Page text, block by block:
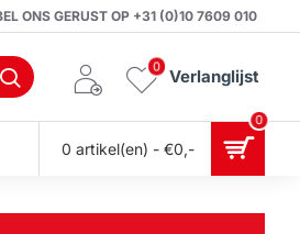
ONS GERUST OP +31 (0)10 7609 010
Verlanglijst
0
0 artikel(en) - €0,-
0